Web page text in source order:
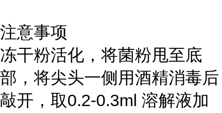
注意事项
冻干粉活化，将菌粉甩至底
部，将尖头一侧用酒精消毒后
敲开，取0.2-0.3ml 溶解液加